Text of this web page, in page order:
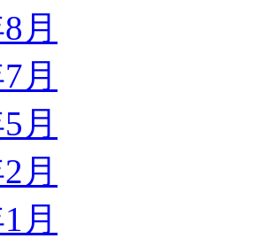
月
月
月
月
月